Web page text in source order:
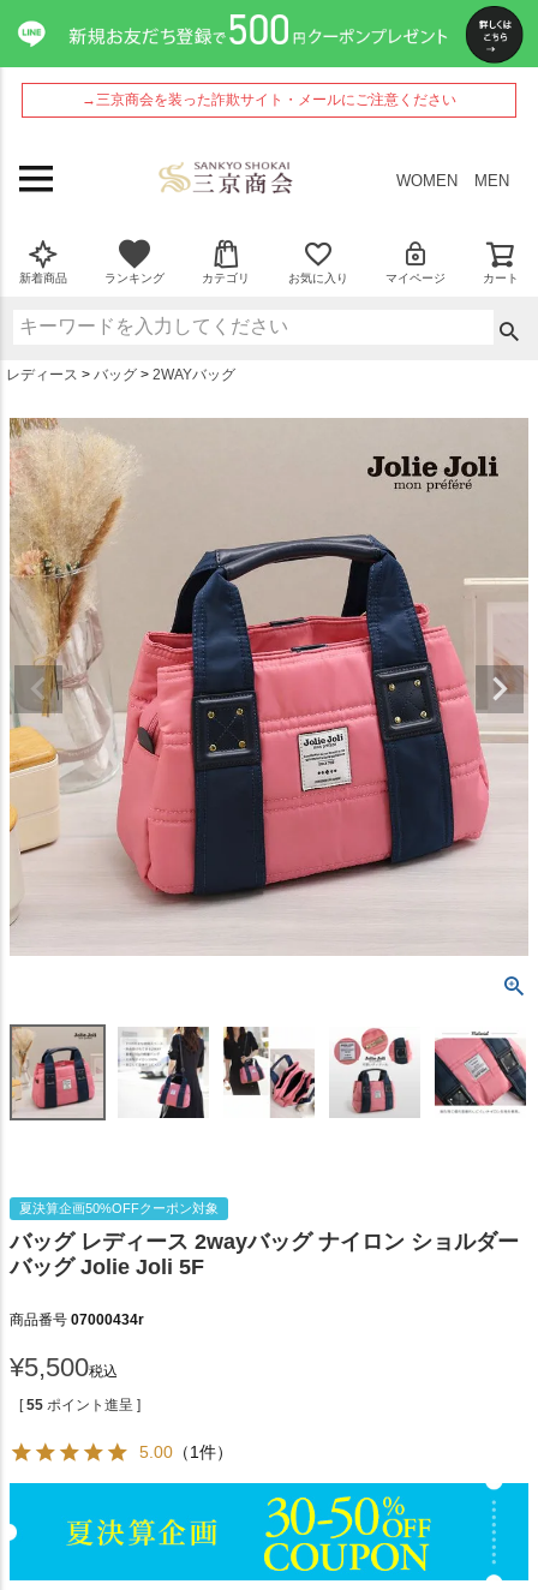
→三京商会を装った詐欺サイト・メールにご注意ください
WOMEN MEN
新着商品 ランキング カテゴリ お気に入り マイページ カート
レディース バッグ 2WAYバッグ
夏決算企画50%OFFクーポン対象
バッグ レディース 2wayバッグ ナイロン ショルダー
バッグ Jolie Joli 5F
商品番号 07000434r
¥5,500税込
[ 55 ポイント進呈 ]
5.00 （1件）
ペー
ジト
ップ
へ